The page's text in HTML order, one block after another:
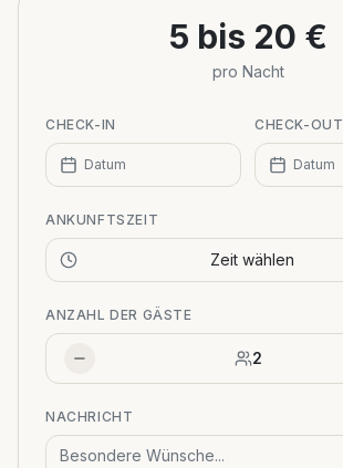
5 bis 20 €
pro Nacht
CHECK-IN
Datum
CHECK-OUT
Datum
ANKUNFTSZEIT
Zeit wählen
ANZAHL DER GÄSTE
2
NACHRICHT